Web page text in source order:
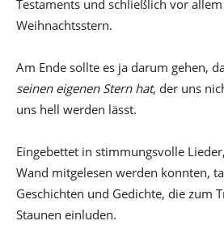
Testaments und schließlich vor
Weihnachtsstern.
Am Ende sollte es ja darum gehen,
seinen eigenen Stern hat, der uns
uns hell werden lässt.
Eingebettet in stimmungsvolle
Wand mitgelesen werden konnten,
Geschichten und Gedichte, die zum
Staunen einluden.